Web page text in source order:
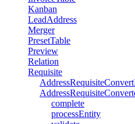
Kanban
LeadAddress
Merger
PresetTable
Preview
Relation
Requisite
complete
processEntity